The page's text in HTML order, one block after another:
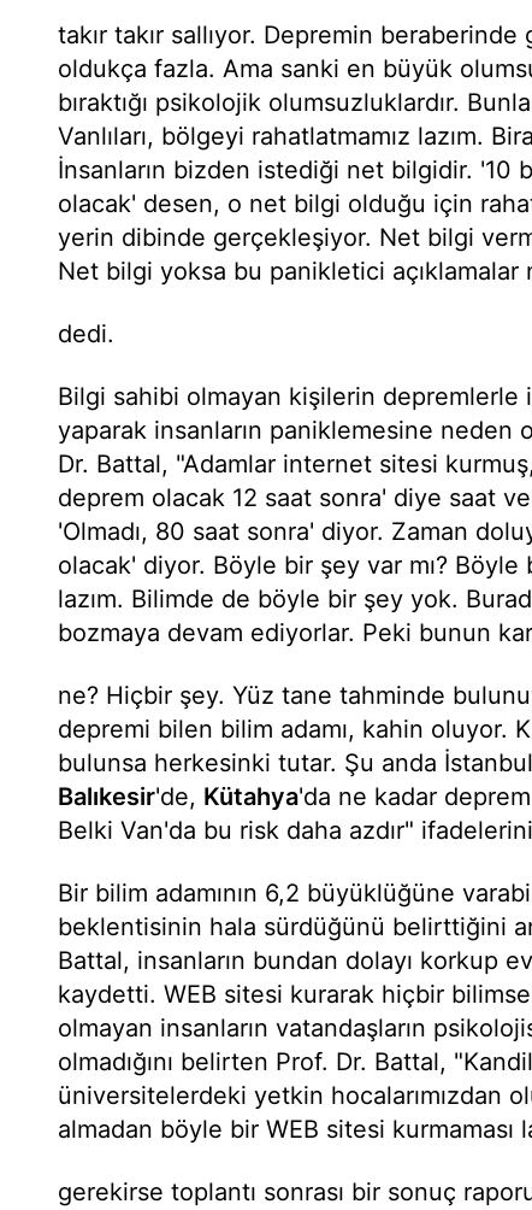
takır takır sallıyor. Depremin
oldukça fazla. Ama sanki en büyük
bıraktığı psikolojik olumsuzluklardır.
Vanlıları, bölgeyi rahatlatmamız lazım.
İnsanların bizden istediği net bilgidir. '10
olacak' desen, o net bilgi olduğu için
yerin dibinde gerçekleşiyor. Net bilgi
Net bilgi yoksa bu panikletici açıklamalar
dedi.
Bilgi sahibi olmayan kişilerin depremlerle
yaparak insanların paniklemesine neden
Dr. Battal, "Adamlar internet sitesi
deprem olacak 12 saat sonra' diye saat
'Olmadı, 80 saat sonra' diyor. Zaman
olacak' diyor. Böyle bir şey var mı? Böyle
lazım. Bilimde de böyle bir şey yok.
bozmaya devam ediyorlar. Peki bunun
ne? Hiçbir şey. Yüz tane tahminde
depremi bilen bilim adamı, kahin oluyor.
bulunsa herkesinki tutar. Şu anda
Balıkesir'de, Kütahya'da ne kadar
Belki Van'da bu risk daha azdır"
Bir bilim adamının 6,2 büyüklüğüne
beklentisinin hala sürdüğünü belirttiğini
Battal, insanların bundan dolayı korkup
kaydetti. WEB sitesi kurarak hiçbir
olmayan insanların vatandaşların
olmadığını belirten Prof. Dr. Battal,
üniversitelerdeki yetkin hocalarımızdan
almadan böyle bir WEB sitesi kurmaması
gerekirse toplantı sonrası bir sonuç